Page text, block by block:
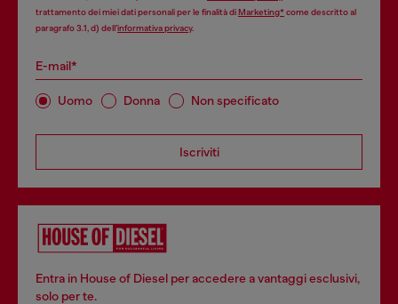
trattamento dei miei dati personali per le finalità diMarketing*come descritto al
paragrafo 3.1, d) dell’informativa privacy.
E-mail*
Uomo Donna Non specificato
Iscriviti
Entra in House of Diesel per accedere a vantaggi esclusivi,
solo per te.